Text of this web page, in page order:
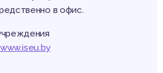
в офис.